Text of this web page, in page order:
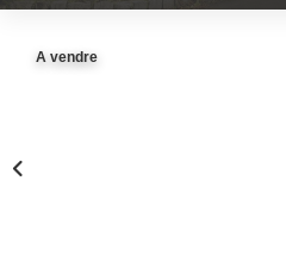
A vendre